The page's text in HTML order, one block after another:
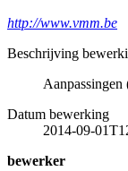
http://www.vmm.be
Beschrijving
Aanpassingen
Datum bewerking
2014-09-
bewerker